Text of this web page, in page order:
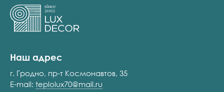
Наш адрес
г. Гродно, пр-т Космонавтов, 35
E-mail: teplolux70@mail.ru